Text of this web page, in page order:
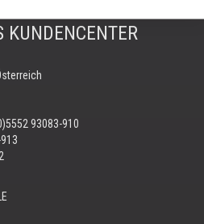
KUNDENCENTER
93083-910